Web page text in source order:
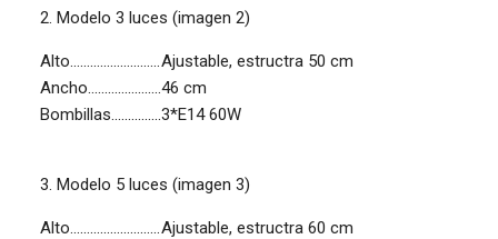
2. Modelo 3 luces (imagen 2)
Alto...........................Ajustable, estructra 50 cm
Ancho......................46 cm
Bombillas...............3*E14 60W
3. Modelo 5 luces (imagen 3)
Alto...........................Ajustable, estructra 60 cm